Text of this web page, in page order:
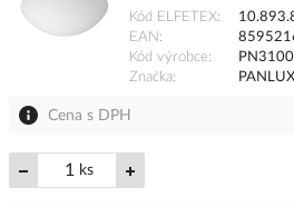
Kód ELFETEX
EAN
Kód výrobce
Značka
PANLUX
Cena s DPH
ks